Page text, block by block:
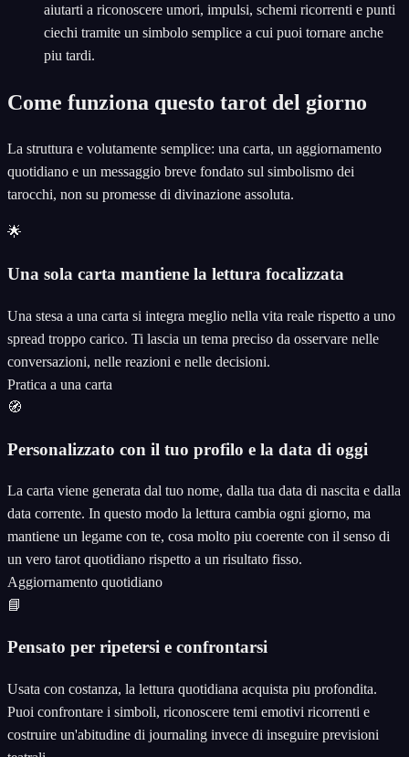
aiutarti a riconoscere umori, impulsi, schemi ricorrenti e punti
ciechi tramite un simbolo semplice a cui puoi tornare anche
piu tardi.
Come funziona questo tarot del giorno
La struttura e volutamente semplice: una carta, un aggiornamento
quotidiano e un messaggio breve fondato sul simbolismo dei
tarocchi, non su promesse di divinazione assoluta.
🌟
Una sola carta mantiene la lettura focalizzata
Una stesa a una carta si integra meglio nella vita reale rispetto a uno
spread troppo carico. Ti lascia un tema preciso da osservare nelle
conversazioni, nelle reazioni e nelle decisioni.
Pratica a una carta
🧭
Personalizzato con il tuo profilo e la data di oggi
La carta viene generata dal tuo nome, dalla tua data di nascita e dalla
data corrente. In questo modo la lettura cambia ogni giorno, ma
mantiene un legame con te, cosa molto piu coerente con il senso di
un vero tarot quotidiano rispetto a un risultato fisso.
Aggiornamento quotidiano
📘
Pensato per ripetersi e confrontarsi
Usata con costanza, la lettura quotidiana acquista piu profondita.
Puoi confrontare i simboli, riconoscere temi emotivi ricorrenti e
costruire un'abitudine di journaling invece di inseguire previsioni